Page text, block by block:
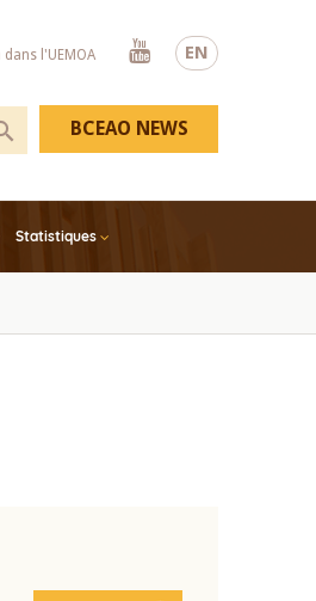
EN
dans l'UEMOA
Youtube
Statistiques
BCEAO NEWS